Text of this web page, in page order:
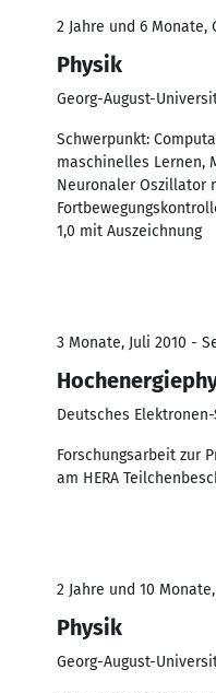
2 Jahre und 6 Monate,
Physik
Georg-August-
Schwerpunkt:
maschinelles Lernen,
Neuronaler Oszillator
1,0 mit Auszeichnung
3 Monate, Juli 2010 -
Deutsches
Forschungsarbeit zur
am HERA
2 Jahre und 10
Physik
Georg-August-